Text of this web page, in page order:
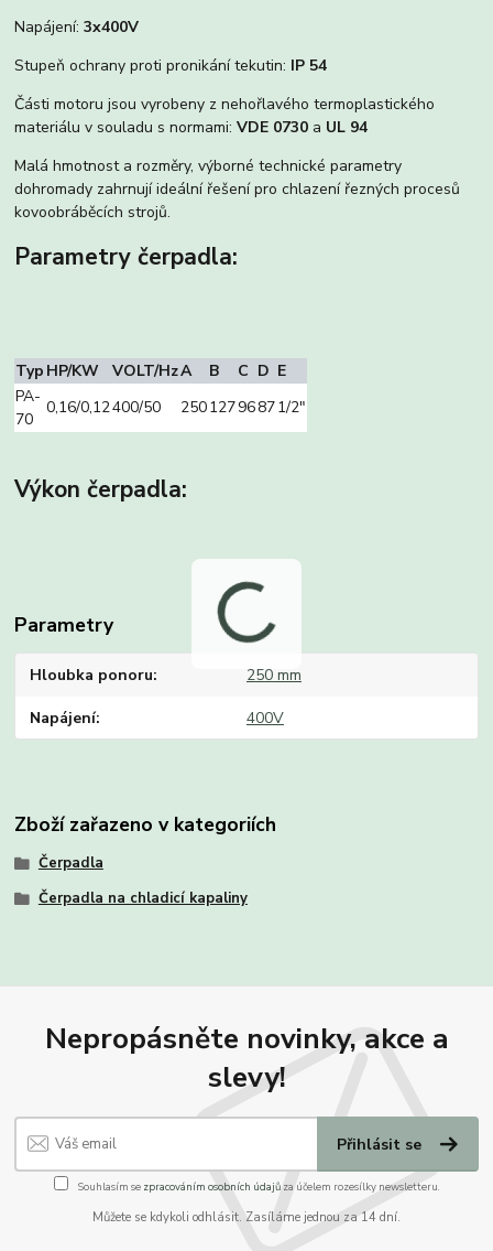
Napájení:3x400V
Stupeň ochrany proti pronikání tekutin: IP 54
Části motoru jsou vyrobeny z nehořlavého termoplastického
materiálu v souladu s normami:VDE 0730 a UL 94
Malá hmotnost a rozměry, výborné technické parametry
dohromady zahrnují ideální řešení pro chlazení řezných procesů
kovoobráběcích strojů.
Parametry čerpadla:
Typ HP/KW VOLT/HzA B C D E
PA-
70
0,16/0,12400/50 25012796871/2″
Výkon čerpadla:
Parametry
Hloubka ponoru 250 mm
Napájení 400V
Zboží zařazeno v kategoriích
Čerpadla
Čerpadla na chladicí kapaliny
Nepropásněte novinky, akce a
slevy!
Přihlásit se
Souhlasím se zpracováním osobních údajůza účelem rozesílky newsletteru.
Můžete se kdykoli odhlásit. Zasíláme jednou za 14 dní.